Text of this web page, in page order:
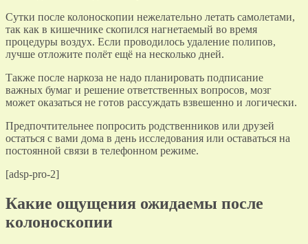
Сутки после колоноскопии нежелательно летать самолетами,
так как в кишечнике скопился нагнетаемый во время
процедуры воздух. Если проводилось удаление полипов,
лучше отложите полёт ещё на несколько дней.
Также после наркоза не надо планировать подписание
важных бумаг и решение ответственных вопросов, мозг
может оказаться не готов рассуждать взвешенно и логически.
Предпочтительнее попросить родственников или друзей
остаться с вами дома в день исследования или оставаться на
постоянной связи в телефонном режиме.
[adsp-pro-2]
Какие ощущения ожидаемы после
колоноскопии